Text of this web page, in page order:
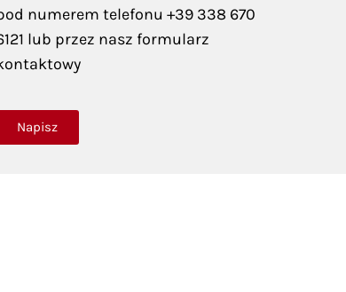
numerem telefonu +39 338 670
lub przez nasz formularz
Napisz